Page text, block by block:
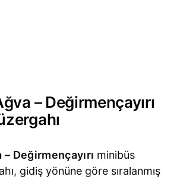
– Değirmençayırı
Değirmençayırı minibüs
gidiş yönüne göre sıralanmış